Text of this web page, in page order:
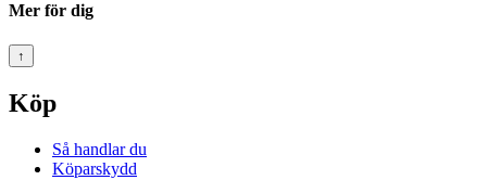
Mer för dig
↑
Köp
Så handlar du
Köparskydd